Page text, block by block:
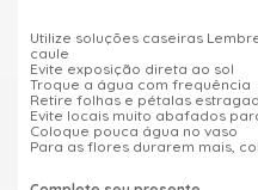
Utilize soluções caseiras
caule
Evite exposição direta ao sol
Troque a água com frequência
Retire folhas e pétalas
Evite locais muito abafados
Coloque pouca água no vaso
Para as flores durarem mais,